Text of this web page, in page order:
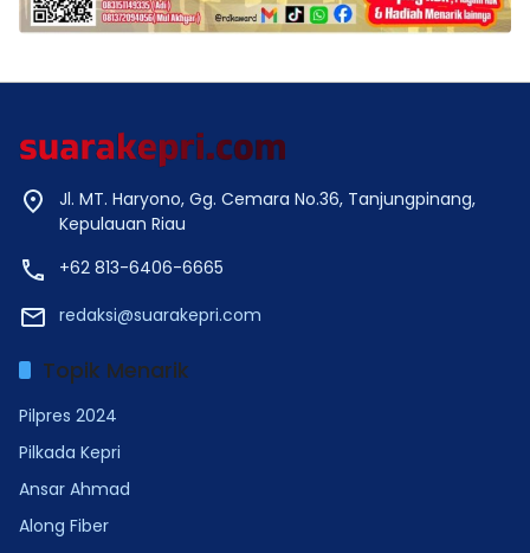
Jl. MT. Haryono, Gg. Cemara No.36, Tanjungpinang,
Kepulauan Riau
+62 813-6406-6665
redaksi@suarakepri.com
Topik Menarik
Pilpres 2024
Pilkada Kepri
Ansar Ahmad
Along Fiber